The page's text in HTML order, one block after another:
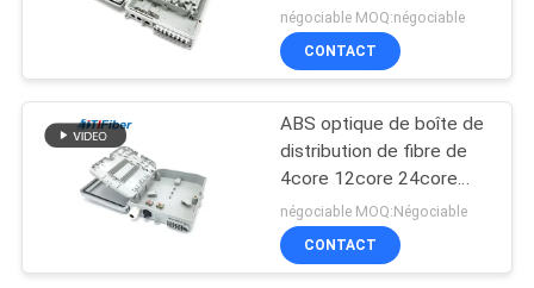
noyau extérieur de FTTH
16 plein
négociable MOQ:négociable
CONTACT
ABS optique de boîte de
distribution de fibre de
4core 12core 24core
48core
négociable MOQ:Négociable
CONTACT